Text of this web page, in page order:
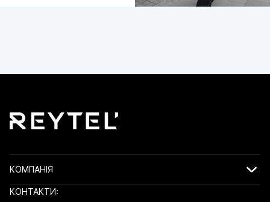
КОМПАНІЯ
КОНТАКТИ: